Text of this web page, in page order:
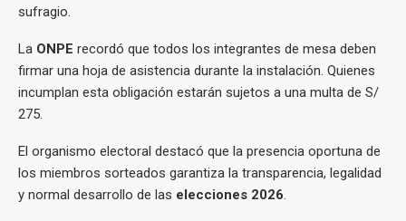
sufragio.
La ONPE recordó que todos los integrantes de mesa deben
firmar una hoja de asistencia durante la instalación. Quienes
incumplan esta obligación estarán sujetos a una multa de S/
275.
El organismo electoral destacó que la presencia oportuna de
los miembros sorteados garantiza la transparencia, legalidad
y normal desarrollo de las elecciones 2026.